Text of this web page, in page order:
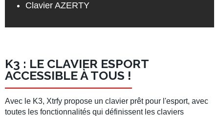
Clavier AZERTY
K3 : LE CLAVIER ESPORT
ACCESSIBLE À TOUS !
Avec le K3, Xtrfy propose un clavier prêt pour l'esport, avec
toutes les fonctionnalités qui définissent les claviers